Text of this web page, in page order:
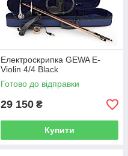
Електроскрипка GEWA E-
Violin 4/4 Black
Готово до відправки
29 150 ₴
Купити